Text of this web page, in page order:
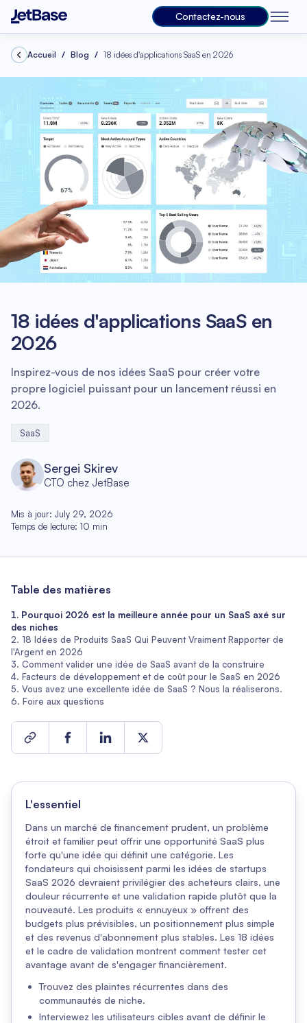
Contactez-nous
Accueil Blog 18 idées d'applications SaaS en 2026
18 idées d'applications SaaS en
2026
Inspirez-vous de nos idées SaaS pour créer votre
propre logiciel puissant pour un lancement réussi en
2026.
SaaS
Sergei Skirev
CTO chez JetBase
Mis à jour: July 29, 2026
Temps de lecture: 10 min
L'essentiel
Dans un marché de financement prudent, un problème
étroit et familier peut offrir une opportunité SaaS plus
forte qu'une idée qui définit une catégorie. Les
fondateurs qui choisissent parmi les idées de startups
SaaS 2026 devraient privilégier des acheteurs clairs, une
douleur récurrente et une validation rapide plutôt que la
nouveauté. Les produits « ennuyeux » offrent des
budgets plus prévisibles, un positionnement plus simple
et des revenus d'abonnement plus stables. Les 18 idées
et le cadre de validation montrent comment tester cet
avantage avant de s'engager financièrement.
Trouvez des plaintes récurrentes dans des
communautés de niche.
Interviewez les utilisateurs cibles avant de définir le
Table des matières
Pourquoi 2026 est la meilleure année pour un SaaS axé sur
des niches
18 Idées de Produits SaaS Qui Peuvent Vraiment Rapporter de
l'Argent en 2026
Comment valider une idée de SaaS avant de la construire
Facteurs de développement et de coût pour le SaaS en 2026
Vous avez une excellente idée de SaaS ? Nous la réaliserons.
Foire aux questions